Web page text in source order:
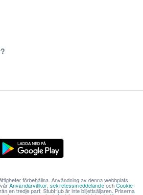
förbehållna. Användning av denna webbplats
Användarvillkor ,sekretessmeddelandeochCookie-
en tredje part; StubHub är inte biljettsäljaren. Priserna